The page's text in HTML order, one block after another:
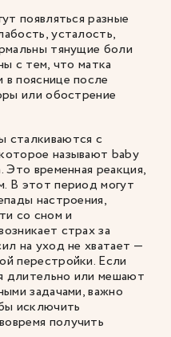
появляться разные
усталость,
тянущие боли
с тем, что матка
пояснице после
или обострение
сталкиваются с
называют baby
временная реакция,
В этот период могут
настроения,
со сном и
страх за
на уход не хватает —
перестройки. Если
длительно или мешают
задачами, важно
исключить
получить